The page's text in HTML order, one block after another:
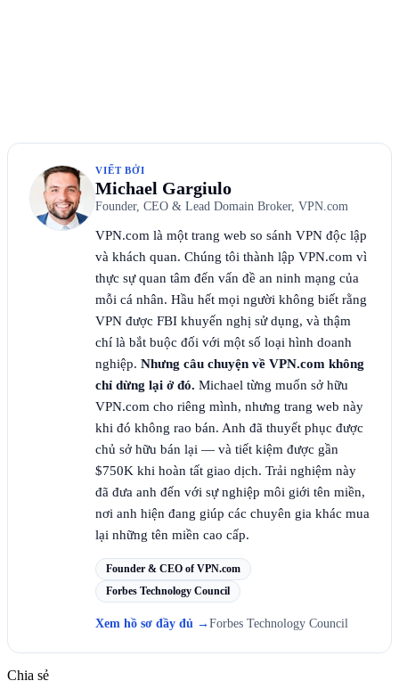
VIẾT BỞI
Michael Gargiulo
Founder, CEO & Lead Domain Broker, VPN.com
VPN.com là một trang web so sánh VPN độc lập
và khách quan. Chúng tôi thành lập VPN.com vì
thực sự quan tâm đến vấn đề an ninh mạng của
mỗi cá nhân. Hầu hết mọi người không biết rằng
VPN được FBI khuyến nghị sử dụng, và thậm
chí là bắt buộc đối với một số loại hình doanh
nghiệp. Nhưng câu chuyện về VPN.com không
chỉ dừng lại ở đó. Michael từng muốn sở hữu
VPN.com cho riêng mình, nhưng trang web này
khi đó không rao bán. Anh đã thuyết phục được
chủ sở hữu bán lại — và tiết kiệm được gần
$750K khi hoàn tất giao dịch. Trải nghiệm này
đã đưa anh đến với sự nghiệp môi giới tên miền,
nơi anh hiện đang giúp các chuyên gia khác mua
lại những tên miền cao cấp.
Founder & CEO of VPN.com
Forbes Technology Council
Xem hồ sơ đầy đủ → Forbes Technology Council
Chia sẻ